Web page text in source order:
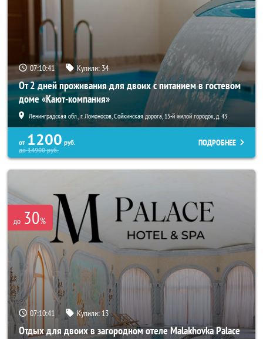
07:10:41 Купили: 34
От 2 дней проживания для двоих с питанием в гостевом
доме «Кают-компания»
Ленинградская обл., г. Ломоносов, Сойкинская дорога, 15-й жилой городок, д. 43
от 1200 руб.
до14900руб.
ПОДРОБНЕЕ
до 30%
07:10:41 Купили: 13
Отдых для двоих в загородном отеле Malakhovka Palace